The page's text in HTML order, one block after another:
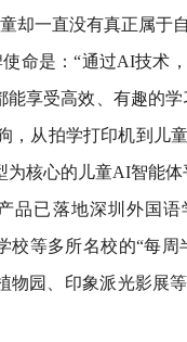
却一直没有真正属于
命是：“通过AI技术
能享受高效、有趣的学
，从拍学打印机到儿
核心的儿童AI智能体
品已落地深圳外国
校等多所名校的“每周
物园、印象派光影展